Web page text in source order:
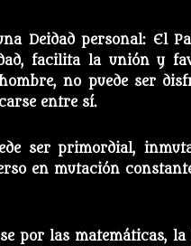
Deidad personal: El
facilita la unión y
no puede ser
entre sí.
ser primordial,
en mutación
por las matemáticas,